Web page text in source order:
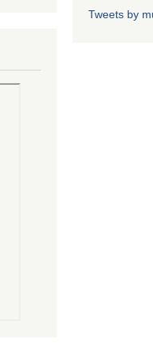
Tweets by